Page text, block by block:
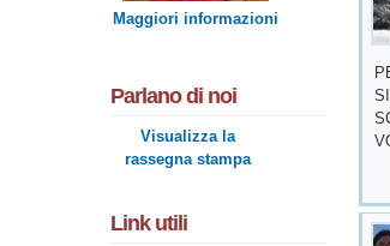
Maggiori informazioni
Parlano di noi
Visualizza la
rassegna stampa
Link utili